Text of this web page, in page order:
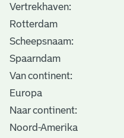
Vertrekhaven:
Rotterdam
Scheepsnaam:
Spaarndam
Van continent:
Europa
Naar continent:
Noord-Amerika